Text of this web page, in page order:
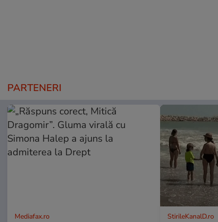
PARTENERI
Mediafax.ro StirileKanalD.ro